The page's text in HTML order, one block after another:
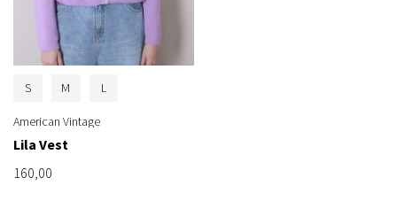
S M L
American Vintage
Lila Vest
160,00